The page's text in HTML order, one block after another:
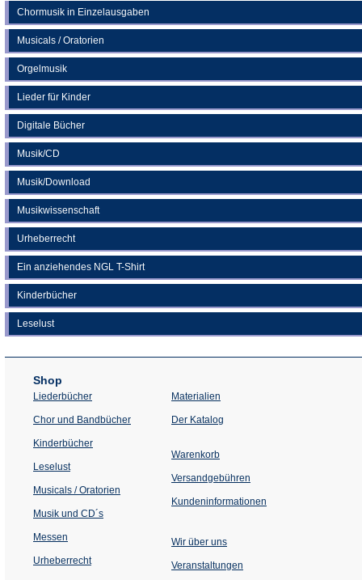
Chormusik in Einzelausgaben
Musicals / Oratorien
Orgelmusik
Lieder für Kinder
Digitale Bücher
Musik/CD
Musik/Download
Musikwissenschaft
Urheberrecht
Ein anziehendes NGL T-Shirt
Kinderbücher
Leselust
Shop
Liederbücher
Chor und Bandbücher
Kinderbücher
Leselust
Musicals / Oratorien
Musik und CD´s
Messen
Urheberrecht
Materialien
Der Katalog
Warenkorb
Versandgebühren
Kundeninformationen
Wir über uns
Veranstaltungen